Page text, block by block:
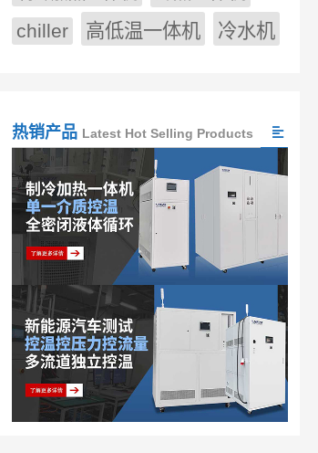
chiller 高低温一体机 冷水机
热销产品 Latest Hot Selling Products